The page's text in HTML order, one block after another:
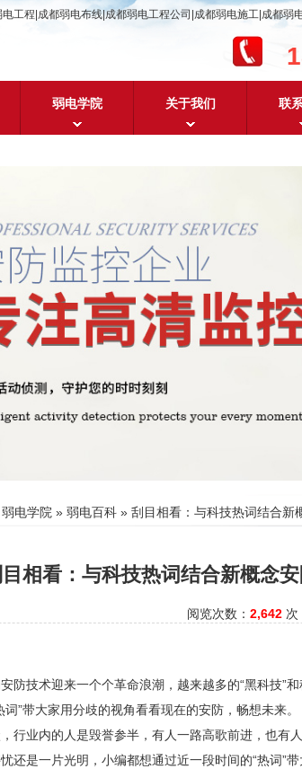
工程|成都弱电布线|成都弱电工程公司|成都弱电施工|成都弱
弱电学院 关于我们 联
弱电学院 » 弱电百科 » 刮目相看：与科技热词结合新
相看：与科技热词结合新概念
阅览次数： 2,642
安防技术迎来一个个革命浪潮，越来越多的“黑科技”
”带大家用分歧的视角看看现在的安防 ，畅想未来。
行业内的人是毁誉参半，有人一路高歌前进，也有
还是一片光明，小编都想通过近一段时间的“热词”